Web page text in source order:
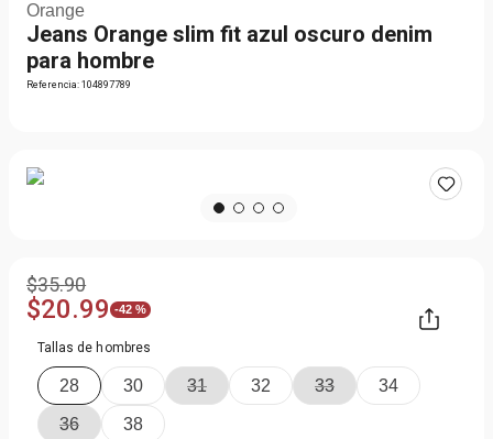
Orange
Jeans Orange slim fit azul oscuro denim
para hombre
Referencia:104897789
$35.90
$20.99 -42 %
Tallas de hombres
28 30 31 32 33 34
36 38